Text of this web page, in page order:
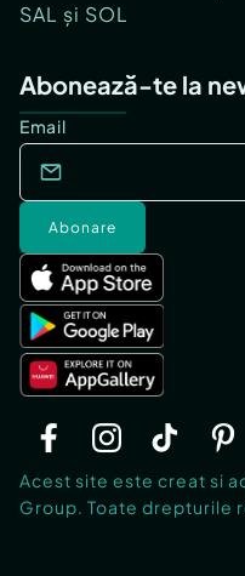
SAL și SOL
Abonează-te la
Email
Abonare
Acest site este creat si
Group. Toate drepturile